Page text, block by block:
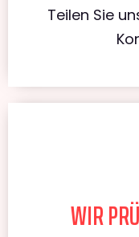
Teilen Sie
WIR